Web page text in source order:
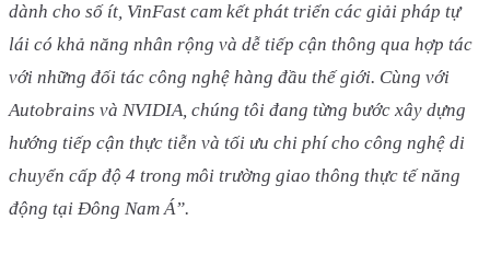
dành cho số ít, VinFast cam kết phát triển các giải pháp tự
lái có khả năng nhân rộng và dễ tiếp cận thông qua hợp tác
với những đối tác công nghệ hàng đầu thế giới. Cùng với
Autobrains và NVIDIA, chúng tôi đang từng bước xây dựng
hướng tiếp cận thực tiễn và tối ưu chi phí cho công nghệ di
chuyển cấp độ 4 trong môi trường giao thông thực tế năng
động tại Đông Nam Á”.